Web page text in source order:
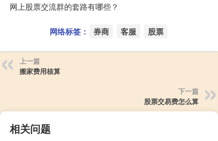
网上股票交流群的套路有哪些？
网络标签： 券商 客服 股票
上一篇
搬家费用核算
下一篇
股票交易费怎么算
相关问题